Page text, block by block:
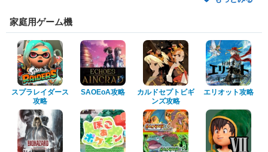
家庭用ゲーム機
スプラレイダース
攻略
SAOEoA攻略
カルドセプトビギ
ンズ攻略
エリオット攻略